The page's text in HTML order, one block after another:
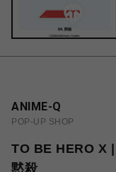
ANIME-Q
POP-UP SHOP
TO BE HERO X
黙殺